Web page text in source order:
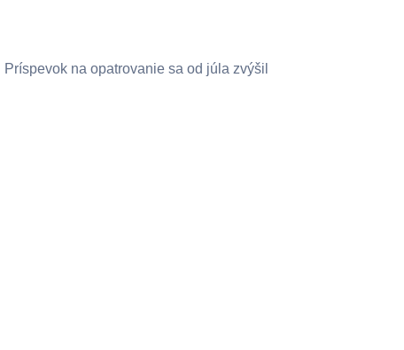
Príspevok na opatrovanie sa od júla zvýšil